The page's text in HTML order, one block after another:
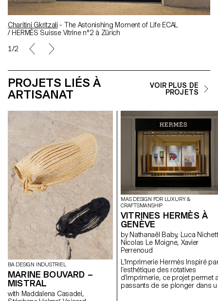
Charitini Gkritzali - The Astonishing Moment of Life ECAL
/ HERMÈS Suisse Vitrine n°2 à Zürich
1/2
PROJETS LIÉS À
ARTISANAT
VOIR PLUS DE
PROJETS
BA DESIGN INDUSTRIEL
MARINE BOUVARD –
MISTRAL
with Maddalena Casadei,
MAS DESIGN FOR LUXURY &
CRAFTSMANSHIP
VITRINES HERMÈS À
GENÈVE
by Nathanaël Baby, Luca Nichetto,
Nicolas Le Moigne, Xavier
Perrenoud
L’Imprimerie Hermès Inspiré
l’esthétique des rotatives
d’imprimerie, ce projet permet
passants de se plonger dans